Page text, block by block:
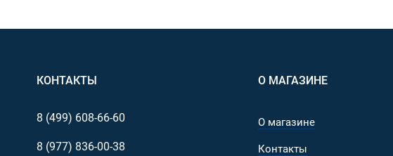
КОНТАКТЫ
8 (499) 608-66-60
8 (977) 836-00-38
О МАГАЗИНЕ
О магазине
Контакты